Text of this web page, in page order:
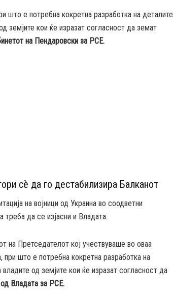
што е потребна кокретна разработка на деталите
земјите кои ќе изразат согласност да земат
на Пендаровски за РСЕ.
сè да го дестабилизира Балканот
на војници од Украина во соодветни
треба да се изјасни и Владата.
на Претседателот кој учествуваше во оваа
при што е потребна кокретна разработка на
од земјите кои ќе изразат согласност да
Владата за РСЕ.